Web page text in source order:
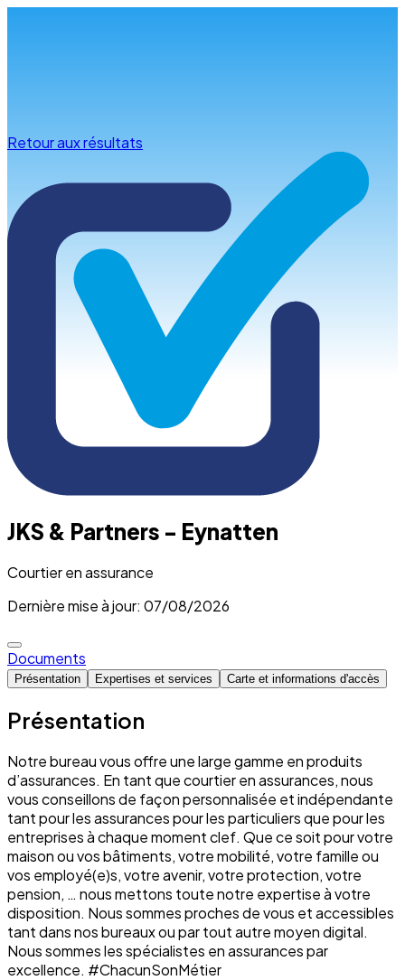
Retour aux résultats
JKS & Partners - Eynatten
Courtier en assurance
Dernière mise à jour: 07/08/2026
Documents
Présentation Expertises et services Carte et informations d'accès
Présentation
Notre bureau vous offre une large gamme en produits
d’assurances. En tant que courtier en assurances, nous
vous conseillons de façon personnalisée et indépendante
tant pour les assurances pour les particuliers que pour les
entreprises à chaque moment clef. Que ce soit pour votre
maison ou vos bâtiments, votre mobilité, votre famille ou
vos employé(e)s, votre avenir, votre protection, votre
pension, … nous mettons toute notre expertise à votre
disposition. Nous sommes proches de vous et accessibles
tant dans nos bureaux ou par tout autre moyen digital.
Nous sommes les spécialistes en assurances par
excellence. #ChacunSonMétier